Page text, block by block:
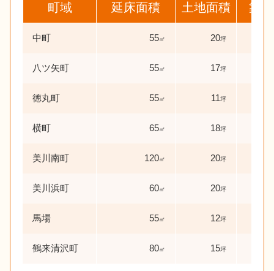
町域 延床面積 土地面積 築
中町 55㎡ 20坪
八ツ矢町 55㎡ 17坪
徳丸町 55㎡ 11坪
横町 65㎡ 18坪
美川南町 120㎡ 20坪
美川浜町 60㎡ 20坪
馬場 55㎡ 12坪
鶴来清沢町 80㎡ 15坪